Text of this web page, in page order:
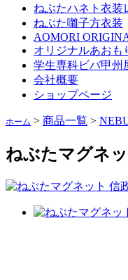
ねぶたハネト衣装
ねぶた囃子方衣装
AOMORI
オリジナルあおも
学生専科ビバ甲州
会社概要
ショップページ
ホーム > 商品一覧 >
ねぶたマグネ